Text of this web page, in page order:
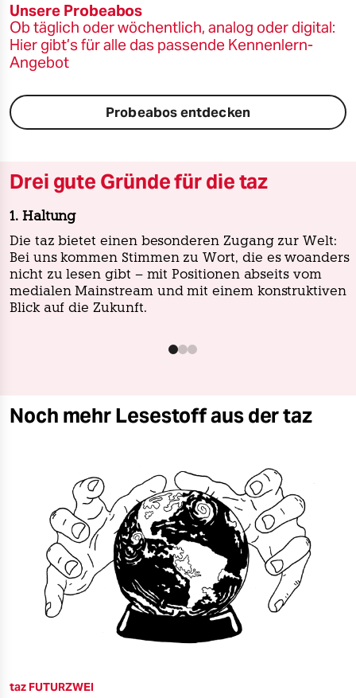
Unsere Probeabos
Ob täglich oder wöchentlich, analog oder digital:
Hier gibt’s für alle das passende Kennenlern-
Angebot
Probeabos entdecken
Drei gute Gründe für die taz
1. Haltung
Die taz bietet einen besonderen Zugang zur Welt:
Bei uns kommen Stimmen zu Wort, die es woanders
nicht zu lesen gibt – mit Positionen abseits vom
medialen Mainstream und mit einem konstruktiven
Blick auf die Zukunft.
Noch mehr Lesestoff aus der taz
taz FUTURZWEI